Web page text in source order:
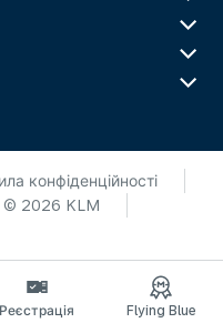
конфіденційності
© 2026 KLM
Реєстрація Flying Blue